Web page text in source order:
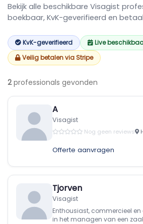
Bekijk alle beschikbare Visagist
boekbaar, KvK-geverifieerd en
KvK-geverifieerd
Live
Veilig betalen via Stripe
2professionals gevonden
A
Visagist
Nog geen reviews
Offerte aanvragen
Tjorven
Visagist
Enthousiast, commercieel en
in het managen van een